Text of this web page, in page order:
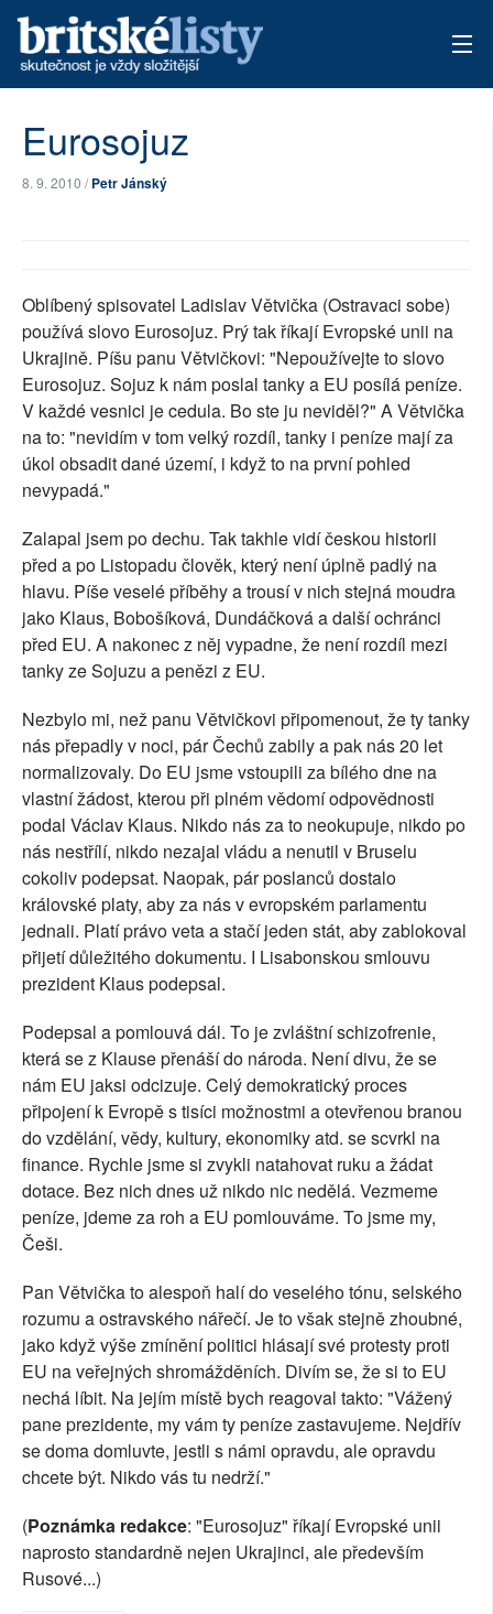
PŘÍSPĚVKY NA PROVOZ
Eurosojuz
8. 9. 2010 /Petr Jánský
Oblíbený spisovatel Ladislav Větvička (Ostravaci sobe)
používá slovo Eurosojuz. Prý tak říkají Evropské unii na
Ukrajině. Píšu panu Větvičkovi: "Nepoužívejte to slovo
Eurosojuz. Sojuz k nám poslal tanky a EU posílá peníze.
V každé vesnici je cedula. Bo ste ju neviděl?" A Větvička
na to: "nevidím v tom velký rozdíl, tanky i peníze mají za
úkol obsadit dané území, i když to na první pohled
nevypadá."
Zalapal jsem po dechu. Tak takhle vidí českou historii
před a po Listopadu člověk, který není úplně padlý na
hlavu. Píše veselé příběhy a trousí v nich stejná moudra
jako Klaus, Bobošíková, Dundáčková a další ochránci
před EU. A nakonec z něj vypadne, že není rozdíl mezi
tanky ze Sojuzu a penězi z EU.
Nezbylo mi, než panu Větvičkovi připomenout, že ty tanky
nás přepadly v noci, pár Čechů zabily a pak nás 20 let
normalizovaly. Do EU jsme vstoupili za bílého dne na
vlastní žádost, kterou při plném vědomí odpovědnosti
podal Václav Klaus. Nikdo nás za to neokupuje, nikdo po
nás nestřílí, nikdo nezajal vládu a nenutil v Bruselu
cokoliv podepsat. Naopak, pár poslanců dostalo
královské platy, aby za nás v evropském parlamentu
jednali. Platí právo veta a stačí jeden stát, aby zablokoval
přijetí důležitého dokumentu. I Lisabonskou smlouvu
prezident Klaus podepsal.
Podepsal a pomlouvá dál. To je zvláštní schizofrenie,
která se z Klause přenáší do národa. Není divu, že se
nám EU jaksi odcizuje. Celý demokratický proces
připojení k Evropě s tisíci možnostmi a otevřenou branou
do vzdělání, vědy, kultury, ekonomiky atd. se scvrkl na
finance. Rychle jsme si zvykli natahovat ruku a žádat
dotace. Bez nich dnes už nikdo nic nedělá. Vezmeme
peníze, jdeme za roh a EU pomlouváme. To jsme my,
Češi.
Pan Větvička to alespoň halí do veselého tónu, selského
rozumu a ostravského nářečí. Je to však stejně zhoubné,
jako když výše zmínění politici hlásají své protesty proti
EU na veřejných shromážděních. Divím se, že si to EU
nechá líbit. Na jejím místě bych reagoval takto: "Vážený
pane prezidente, my vám ty peníze zastavujeme. Nejdřív
se doma domluvte, jestli s námi opravdu, ale opravdu
chcete být. Nikdo vás tu nedrží."
(Poznámka redakce: "Eurosojuz" říkají Evropské unii
naprosto standardně nejen Ukrajinci, ale především
Rusové...)